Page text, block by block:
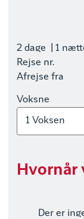
2 dage
| 1
Rejse nr.
Afrejse fra
Voksne
1 Voksen
Hvornår
Der er